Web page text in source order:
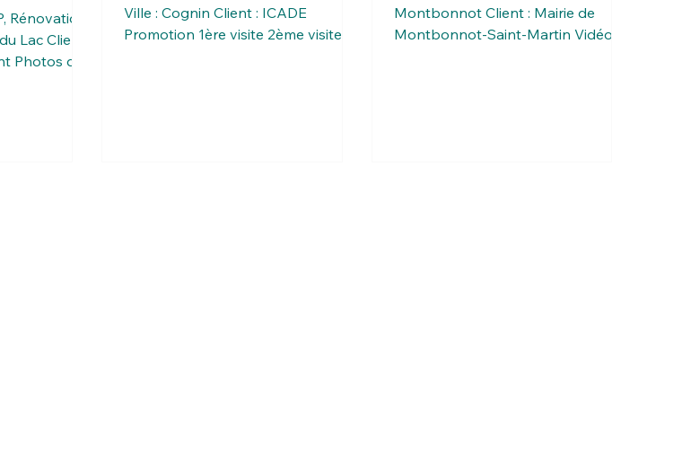
Rénovation
Lac Client :
Photos de
Ville : Cognin Client : ICADE
Promotion 1ère visite 2ème visite
Montbonnot Client : Mairie de
Montbonnot-Saint-Martin Vidéo